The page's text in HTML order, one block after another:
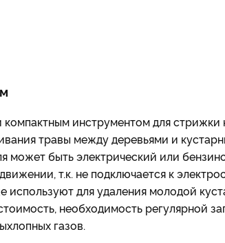
инструментом для стрижки
травы между деревьями и
может быть электрический или
т.к. не подключается к
используют для удаления молодой
необходимость регулярной
газов.